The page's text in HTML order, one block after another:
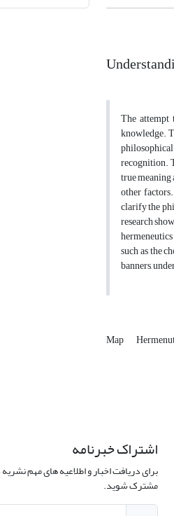
The attempt
knowledge.
recognition.
true
other
clarify the
research
such as the
banners,
Map
اشتراک خبرنامه
برای دریافت اخبار و اطلاعیه های مهم
مشترک شوید.